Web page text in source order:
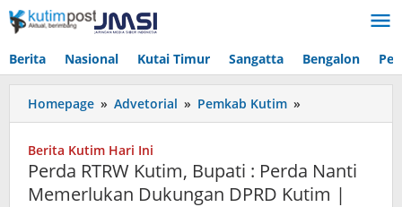
Lewati
ke
Berita Nasional Kutai Timur Sangatta Bengalon
Homepage » Advetorial » Pemkab Kutim »
RTRW
:
Perda
Berita Kutim Hari Ini
Perda RTRW Kutim, Bupati : Perda Nanti
Memerlukan Dukungan DPRD Kutim |